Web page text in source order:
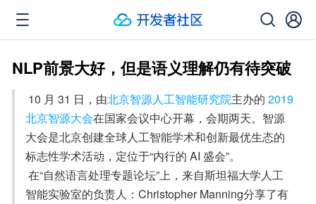
NLP前景大好，但是语义理解仍有待突破
10 月 31 日，由北京智源人工智能研究院主办的 2019
北京智源大会在国家会议中心开幕，会期两天。智源
大会是北京创建全球人工智能学术和创新最优生态的
标志性学术活动，定位于“内行的 AI 盛会”。
智能实验室的负责人：Christopher Manning分享了有